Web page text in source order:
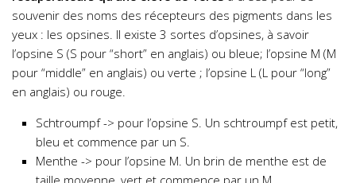
souvenir des noms des récepteurs des pigments dans les
yeux : les opsines. Il existe 3 sortes d’opsines, à savoir
l’opsine S (S pour “short” en anglais) ou bleue; l’opsine M (M
pour “middle” en anglais) ou verte ; l’opsine L (L pour “long”
en anglais) ou rouge.
Schtroumpf -> pour l’opsine S. Un schtroumpf est petit,
bleu et commence par un S.
Menthe -> pour l’opsine M. Un brin de menthe est de
taille moyenne, vert et commence par un M.